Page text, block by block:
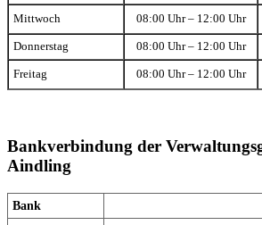
Mittwoch 08:00 Uhr – 12:00 Uhr
Donnerstag 08:00 Uhr – 12:00 Uhr
Freitag 08:00 Uhr – 12:00 Uhr
Bankverbindung der
Aindling
Bank